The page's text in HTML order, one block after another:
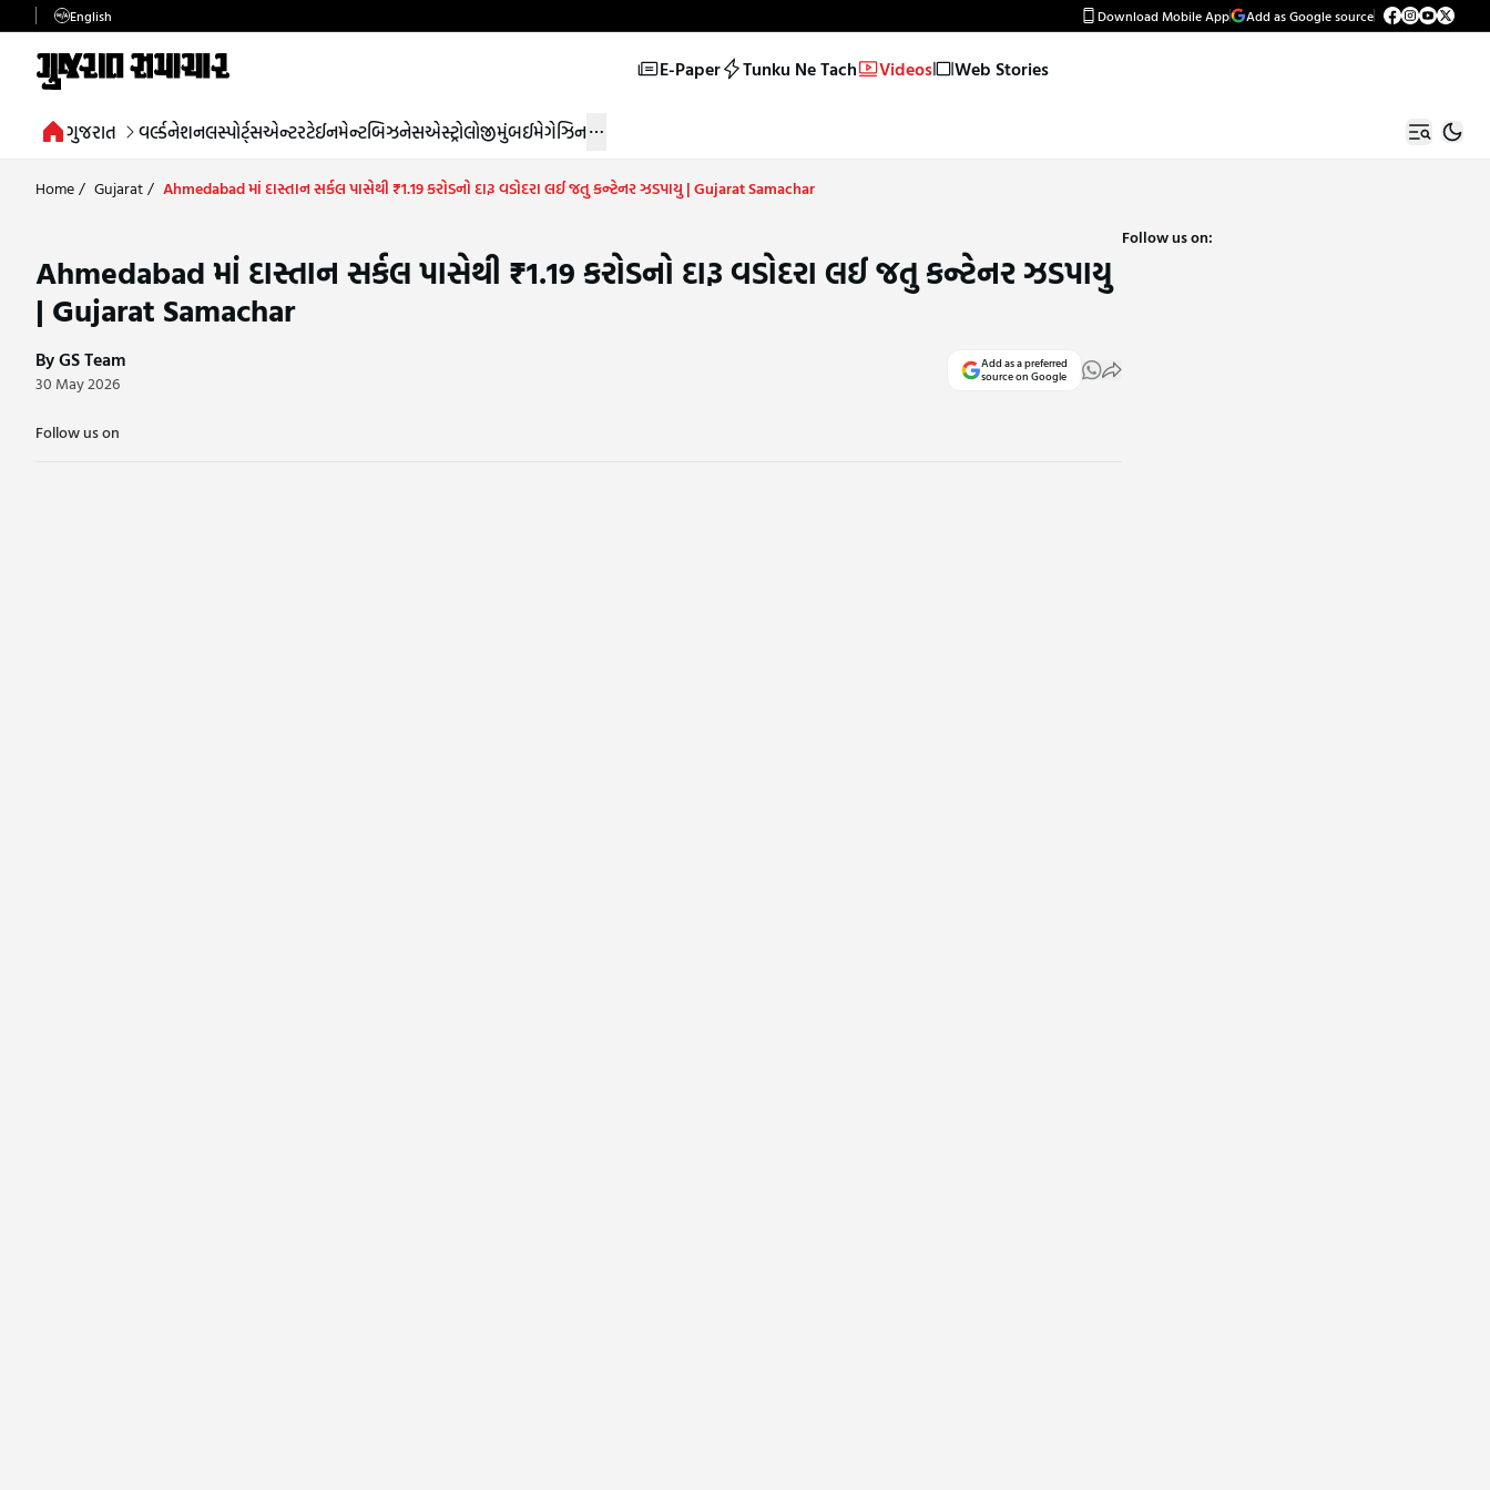
English Download Mobile App Add as Google source
E-Paper Tunku Ne Tach Videos Web Stories
ગુજરાત વર્લ્ડનેશનલસ્પોર્ટ્સએન્ટરટેઈનમેન્ટબિઝનેસએસ્ટ્રોલોજીમુંબઈમેગેઝિન
Home/ Gujarat/ Ahmedabad માં દાસ્તાન સર્કલ પાસેથી ₹1.19 કરોડનો દારૂ વડોદરા લઈ જતુ કન્ટેનર ઝડપાયુ | Gujarat Samachar
Ahmedabad માં દાસ્તાન સર્કલ પાસેથી ₹1.19 કરોડનો દારૂ વડોદરા લઈ જતુ કન્ટેનર ઝડપાયુ
| Gujarat Samachar
By GS Team
30 May 2026
Add as a preferred
source on Google
Follow us on
Follow us on: